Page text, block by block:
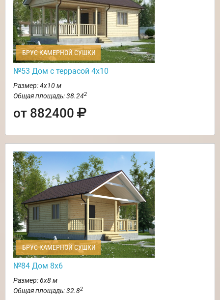
БРУС КАМЕРНОЙ СУШКИ
№53 Дом с террасой 4х10
Размер: 4х10 м
Общая площадь: 38.242
от 882400
БРУС КАМЕРНОЙ СУШКИ
№84 Дом 8х6
Размер: 6х8 м
Общая площадь: 32.82